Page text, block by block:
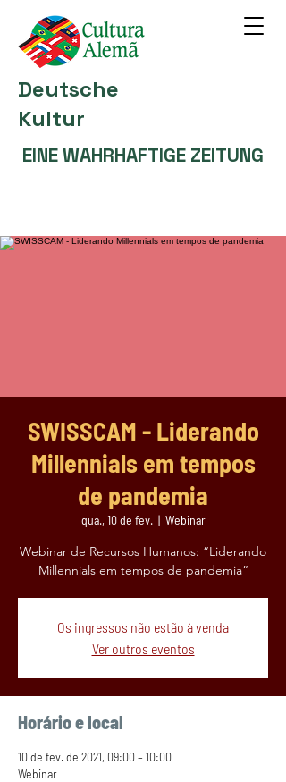
Deutsche
Kultur
EINE WAHRHAFTIGE ZEITUNG
SWISSCAM - Liderando
Millennials em tempos
de pandemia
qua., 10 de fev.
  |
Webinar
Webinar de Recursos Humanos: “Liderando
Millennials em tempos de pandemia”
Os ingressos não estão à venda
Ver outros eventos
Horário e local
10 de fev. de 2021, 09:00 – 10:00
Webinar